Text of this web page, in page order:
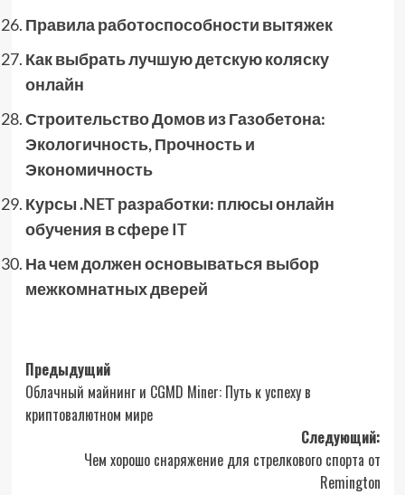
Правила работоспособности вытяжек
Как выбрать лучшую детскую коляску
онлайн
Строительство Домов из Газобетона:
Экологичность, Прочность и
Экономичность
Курсы .NET разработки: плюсы онлайн
обучения в сфере IT
На чем должен основываться выбор
межкомнатных дверей
Навигация
записи
Предыдущий
Облачный майнинг и CGMD Miner: Путь к успеху в
криптовалютном мире
Следующий:
Чем хорошо снаряжение для стрелкового спорта от
Remington